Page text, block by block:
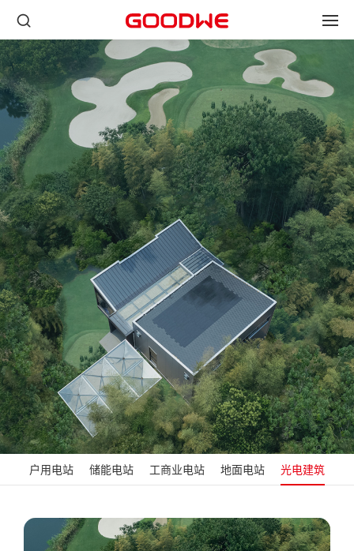
户用电站 储能电站 工商业电站 地面电站 光电建筑